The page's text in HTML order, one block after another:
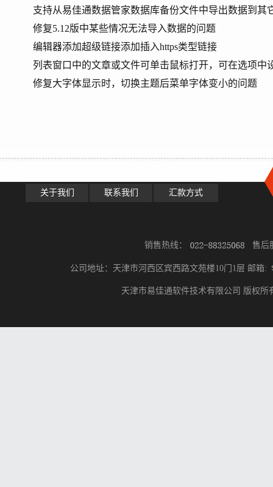
支持从易佳通数据管家数据库备份文件中导出数据到其
修复5.12版中某些情况无法导入数据的问题
编辑器添加超级链接添加插入https类型链接
列表窗口中的文章或文件可单击鼠标打开，可在选项中
修复大字体显示时，切换主题后菜单字体变小的问题
关于我们 联系我们 汇款方式
销售热线： 售后
公司地址：天津市河西区宾西路文苑楼10门1层 邮箱:
天津市易佳通软件技术有限公司 版权